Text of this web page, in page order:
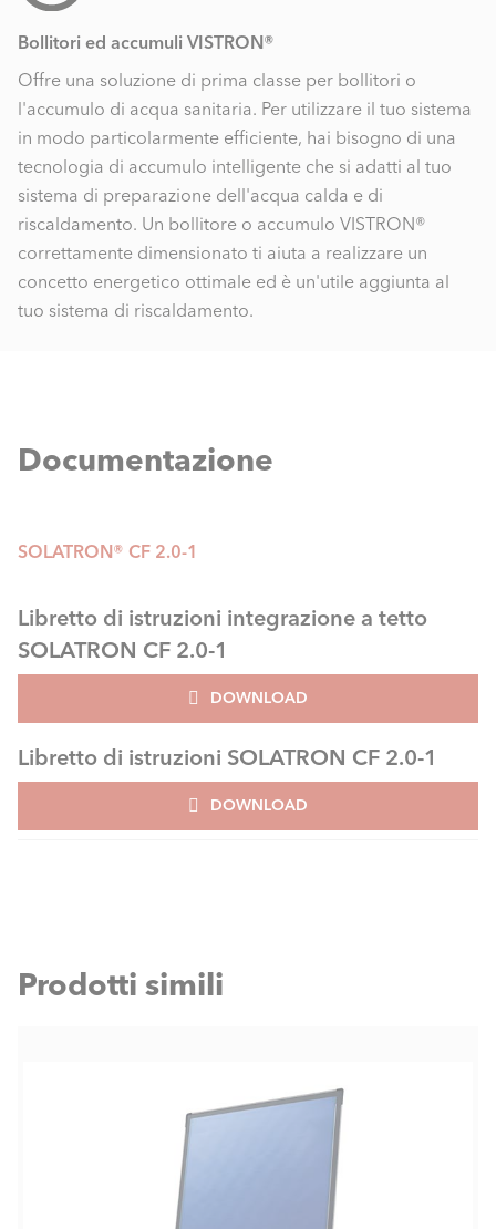
Bollitori ed accumuli VISTRON®
Offre una soluzione di prima classe per bollitori o
l'accumulo di acqua sanitaria. Per utilizzare il tuo sistema
in modo particolarmente efficiente, hai bisogno di una
tecnologia di accumulo intelligente che si adatti al tuo
sistema di preparazione dell'acqua calda e di
riscaldamento. Un bollitore o accumulo VISTRON®
correttamente dimensionato ti aiuta a realizzare un
concetto energetico ottimale ed è un'utile aggiunta al
tuo sistema di riscaldamento.
Documentazione
SOLATRON® CF 2.0-1
Libretto di istruzioni integrazione a tetto
SOLATRON CF 2.0-1
DOWNLOAD
Libretto di istruzioni SOLATRON CF 2.0-1
DOWNLOAD
Prodotti simili